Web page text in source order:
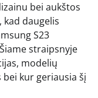
bei aukštos
daugelis
S23
straipsnyje
modelių
kur geriausia šį